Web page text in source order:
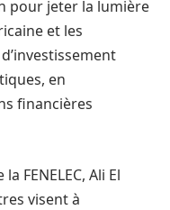
pour jeter la lumière
et les
en
financières
FENELEC, Ali El
visent à